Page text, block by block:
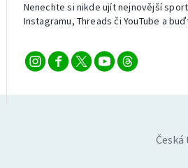
Nenechte si nikde ujít nejnovější
Instagramu, Threads či YouTube a